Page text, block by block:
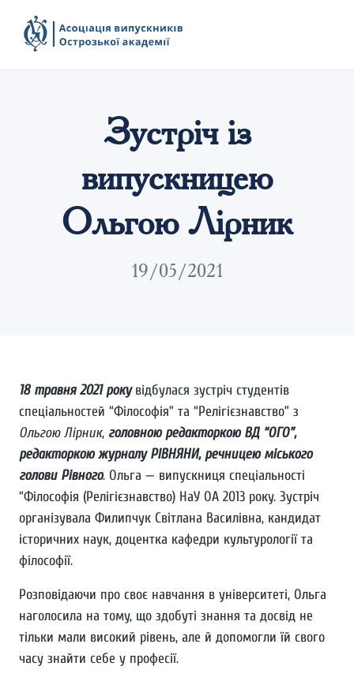
Зустріч із
випускницею
Ольгою Лірник
19/05/2021
18 травня 2021 рокувідбулася зустріч студентів
спеціальностей “Філософія” та “Релігієзнавство” з
Ольгою Лірник, головною редакторкою ВД “ОГО”,
редакторкою журналу РІВНЯНИ, речницею міського
голови Рівного. Ольга — випускниця спеціальності
“Філософія (Релігієзнавство) НаУ ОА 2013 року. Зустріч
організувала Филипчук Світлана Василівна, кандидат
історичних наук, доцентка кафедри культурології та
філософії.
Розповідаючи про своє навчання в університеті, Ольга
наголосила на тому, що здобуті знання та досвід не
тільки мали високий рівень, але й допомогли їй свого
часу знайти себе у професії.